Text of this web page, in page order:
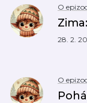
O
28. 2.
O